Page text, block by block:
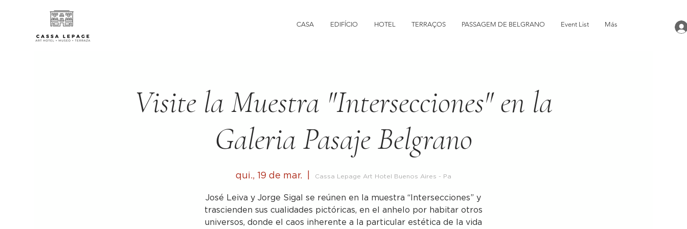
CASA EDIFÍCIO HOTEL TERRAÇOS PASSAGEM DE BELGRANO Event List Más
Visite la Muestra "Intersecciones" en la
Galeria Pasaje Belgrano
qui., 19 de mar.
  |
Cassa Lepage Art Hotel Buenos Aires - Pa
José Leiva y Jorge Sigal se reúnen en la muestra “Intersecciones” y
trascienden sus cualidades pictóricas, en el anhelo por habitar otros
universos, donde el caos inherente a la particular estética de la vida